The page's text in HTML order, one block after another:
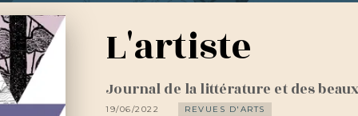
L'artiste
Journal de la littérature et des
19/06/2022 REVUES D'ARTS